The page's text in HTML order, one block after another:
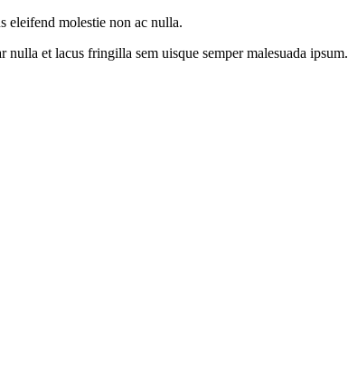
eleifend molestie non ac nulla.
et lacus fringilla sem uisque semper malesuada ipsum.